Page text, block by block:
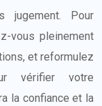
jugement. Pour
vous pleinement
et reformulez
vérifier votre
la confiance et la